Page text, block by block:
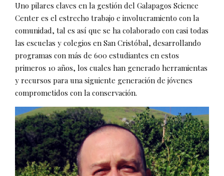
Uno pilares claves en la gestión del Galapagos Science
Center es el estrecho trabajo e involucramiento con la
comunidad, tal es así que se ha colaborado con casi todas
las escuelas y colegios en San Cristóbal, desarrollando
programas con más de 600 estudiantes en estos
primeros 10 años, los cuales han generado herramientas
y recursos para una siguiente generación de jóvenes
comprometidos con la conservación.